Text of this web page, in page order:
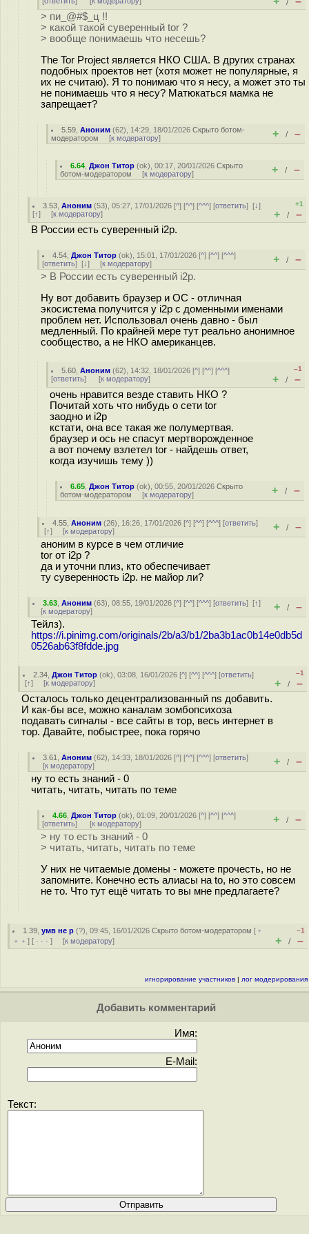
/
> пи_@#$_ц !!
> какой такой суверенный tor ?
> вообще понимаешь что несешь?
The Tor Project является НКО США. В других странах
подобных проектов нет (хотя может не популярные, я
их не считаю). Я то понимаю что я несу, а может это ты
не понимаешь что я несу? Матюкаться мамка не
запрещает?
5.59 ,Аноним (62), 14:29, 18/01/2026Скрыто ботом-
модератором [к модератору] + / –
6.64 ,Джон Титор (ok), 00:17, 20/01/2026Скрыто
ботом-модератором [к модератору] + / –
3.53 ,Аноним (53), 05:27, 17/01/2026 [^] [^^] [^^^] [ответить][↓]
[↑] [к модератору]
+1
+ / –
В России есть суверенный i2p.
4.54 ,Джон Титор (ok), 15:01, 17/01/2026 [^] [^^] [^^^]
[ответить] [↓] [к модератору] + / –
> В России есть суверенный i2p.
Ну вот добавить браузер и ОС - отличная
экосистема получится у i2p с доменными именами
проблем нет. Использовал очень давно - был
медленный. По крайней мере тут реально анонимное
сообщество, а не НКО американцев.
5.60 ,Аноним (62), 14:32, 18/01/2026 [^] [^^] [^^^]
[ответить] [к модератору]
–1
+ / –
очень нравится везде ставить НКО ?
Почитай хоть что нибудь о сети tor
заодно и i2p
кстати, она все такая же полумертвая.
браузер и ось не спасут мертворожденное
а вот почему взлетел tor - найдешь ответ,
когда изучишь тему ))
6.65 ,Джон Титор (ok), 00:55, 20/01/2026Скрыто
ботом-модератором [к модератору] + / –
4.55 ,Аноним (26), 16:26, 17/01/2026 [^] [^^] [^^^] [ответить]
[↑] [к модератору] + / –
аноним в курсе в чем отличие
tor от i2p ?
да и уточни плиз, кто обеспечивает
ту суверенность i2p. не майор ли?
3.63 ,Аноним (63), 08:55, 19/01/2026 [^] [^^] [^^^] [ответить][↑]
[к модератору] + / –
Тейлз).
https://i.pinimg.com/originals/2b/a3/b1/2ba3b1ac0b14e0db5d
0526ab63f8fdde.jpg
2.34 ,Джон Титор (ok), 03:08, 16/01/2026 [^] [^^] [^^^] [ответить]
[↑] [к модератору]
–1
+ / –
Осталось только децентрализованный ns добавить.
И как-бы все, можно каналам зомбопсихоза
подавать сигналы - все сайты в тор, весь интернет в
тор. Давайте, побыстрее, пока горячо
3.61 ,Аноним (62), 14:33, 18/01/2026 [^] [^^] [^^^] [ответить]
[к модератору] + / –
ну то есть знаний - 0
читать, читать, читать по теме
4.66 ,Джон Титор (ok), 01:09, 20/01/2026 [^] [^^] [^^^]
[ответить] [к модератору] + / –
> ну то есть знаний - 0
> читать, читать, читать по теме
У них не читаемые домены - можете прочесть, но не
запомните. Конечно есть алиасы на to, но это совсем
не то. Что тут ещё читать то вы мне предлагаете?
1.39 ,умв не р (?), 09:45, 16/01/2026Скрыто ботом-модератором [ ﹢
﹢﹢ ] [ · · · ] [к модератору]
–1
+ / –
игнорирование участников | лог модерирования
Добавить комментарий
Имя:
E-Mail:
Текст: